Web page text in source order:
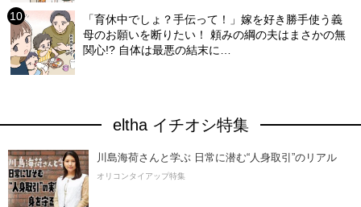
「育休中でしょ？手伝って！」嫁を好き勝手使う義
母のお願いを断りたい！ 頼みの綱の夫はまさかの無
関心!? 自体は最悪の結末に…
eltha イチオシ特集
川島海荷さんと学ぶ 日常に潜む“人身取引”のリアル
オリコンタイアップ特集